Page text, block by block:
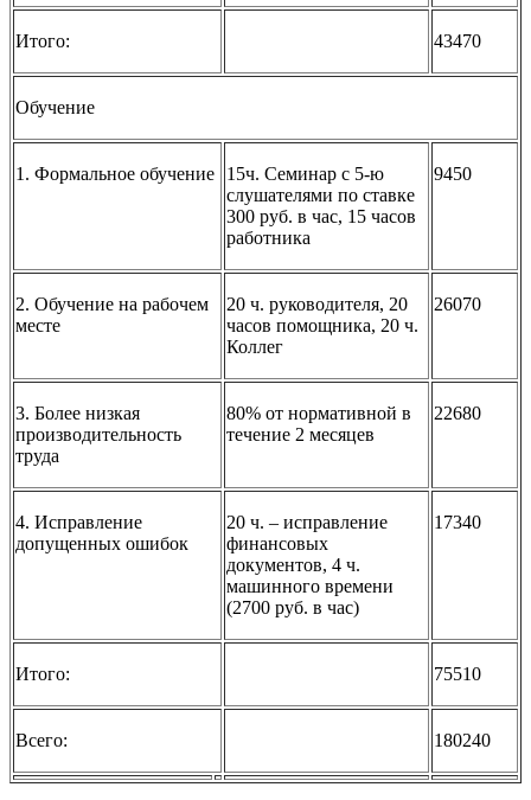
Итого: 43470
Обучение
1. Формальное обучение
15ч. Семинар с 5-ю
слушателями по ставке
300 руб. в час, 15 часов
работника
9450
2. Обучение на рабочем
месте
20 ч. руководителя, 20
часов помощника, 20 ч.
Коллег
26070
3. Более низкая
производительность
труда
80% от нормативной в
течение 2 месяцев
22680
4. Исправление
допущенных ошибок
20 ч. – исправление
финансовых
документов, 4 ч.
машинного времени
(2700 руб. в час)
17340
Итого: 75510
Всего: 180240